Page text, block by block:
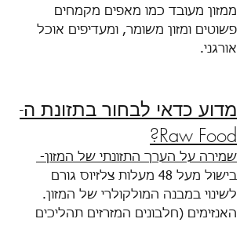
ממזון מעובד כמו מאפים מקמחים
פשוטים ומזון משומר, ומעדיפים אוכל
אורגני.
מדוע כדאי לבחור בתזונת ה-
Raw Food?
שמירה על הערך התזונתי של המזון-
בישול מעל 48 מעלות צלזיוס גורם
לשינוי במבנה המולקולרי של המזון.
האנזימים (חלבונים המזרזים תהליכים